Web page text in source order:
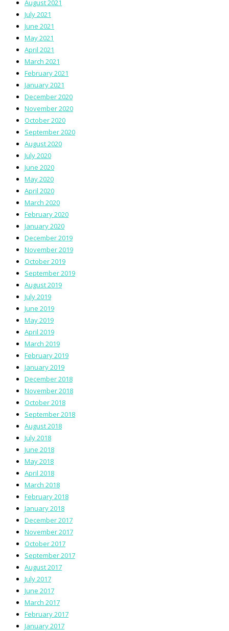
August 2021
July 2021
June 2021
May 2021
April 2021
March 2021
February 2021
January 2021
December 2020
November 2020
October 2020
September 2020
August 2020
July 2020
June 2020
May 2020
April 2020
March 2020
February 2020
January 2020
December 2019
November 2019
October 2019
September 2019
August 2019
July 2019
June 2019
May 2019
April 2019
March 2019
February 2019
January 2019
December 2018
November 2018
October 2018
September 2018
August 2018
July 2018
June 2018
May 2018
April 2018
March 2018
February 2018
January 2018
December 2017
November 2017
October 2017
September 2017
August 2017
July 2017
June 2017
March 2017
February 2017
January 2017